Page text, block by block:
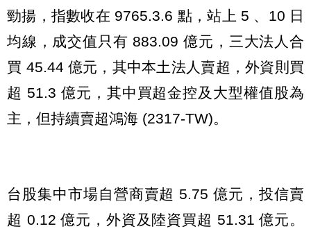
勁揚，指數收在 9765.3.6 點，站上 5 、10 日
均線，成交值只有 883.09 億元，三大法人合
買 45.44 億元，其中本土法人賣超，外資則買
超 51.3 億元，其中買超金控及大型權值股為
主，但持續賣超鴻海 (2317-TW)。
台股集中市場自營商賣超 5.75 億元，投信賣
超 0.12 億元，外資及陸資買超 51.31 億元。